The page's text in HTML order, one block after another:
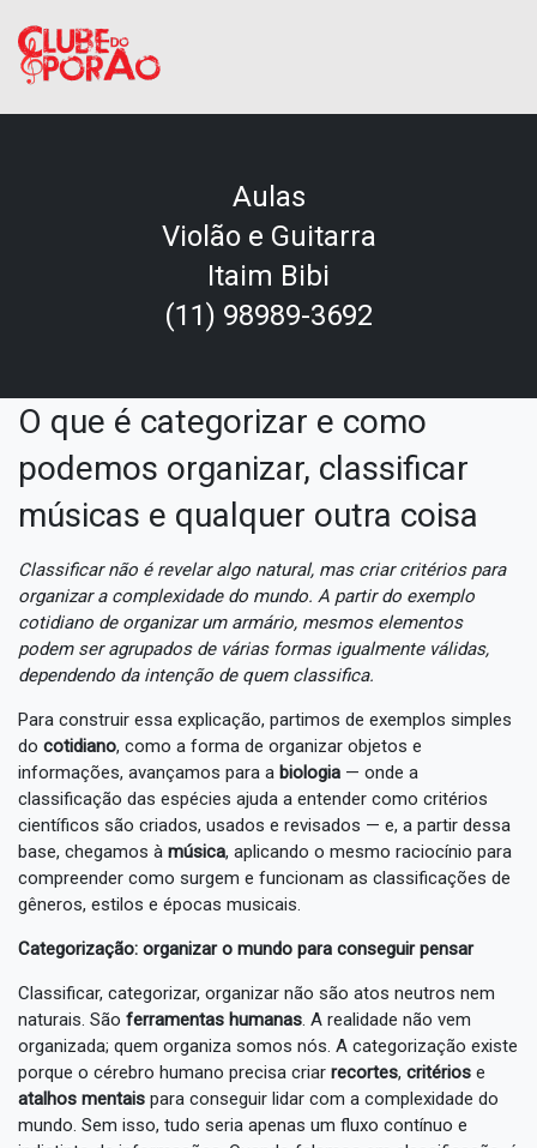
Aulas
Violão e Guitarra
Itaim Bibi
(11) 98989-3692
O que é categorizar e como
podemos organizar, classificar
músicas e qualquer outra coisa
Classificar não é revelar algo natural, mas criar critérios para
organizar a complexidade do mundo. A partir do exemplo
cotidiano de organizar um armário, mesmos elementos
podem ser agrupados de várias formas igualmente válidas,
dependendo da intenção de quem classifica.
Para construir essa explicação, partimos de exemplos simples
do cotidiano, como a forma de organizar objetos e
informações, avançamos para a biologia — onde a
classificação das espécies ajuda a entender como critérios
científicos são criados, usados e revisados — e, a partir dessa
base, chegamos à música, aplicando o mesmo raciocínio para
compreender como surgem e funcionam as classificações de
gêneros, estilos e épocas musicais.
Categorização: organizar o mundo para conseguir pensar
Classificar, categorizar, organizar não são atos neutros nem
naturais. São ferramentas humanas. A realidade não vem
organizada; quem organiza somos nós. A categorização existe
porque o cérebro humano precisa criar recortes, critérios e
atalhos mentais para conseguir lidar com a complexidade do
mundo. Sem isso, tudo seria apenas um fluxo contínuo e